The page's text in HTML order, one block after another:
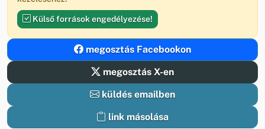
Külső források engedélyezése!
megosztás Facebookon
megosztás X-en
küldés emailben
link másolása